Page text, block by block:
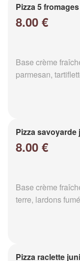
Pizza 5
8.00 €
Base crème
parmesan,
Pizza savoyarde
8.00 €
Base crème
terre, lardons
Pizza raclette